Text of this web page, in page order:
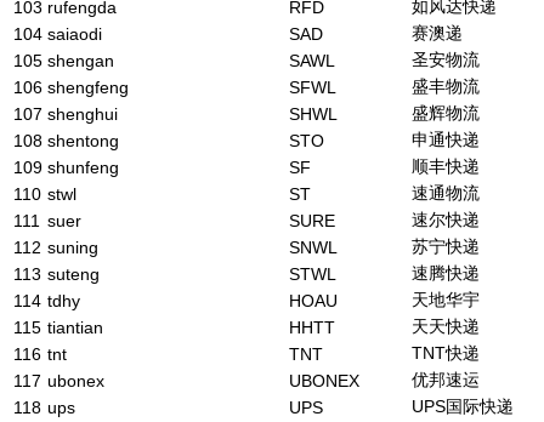
103 rufengda RFD
如风达快递
104 saiaodi SAD
赛澳递
105 shengan SAWL
圣安物流
106 shengfeng SFWL
盛丰物流
107 shenghui SHWL
盛辉物流
108 shentong STO
申通快递
109 shunfeng SF
顺丰快递
110 stwl ST
速通物流
111 suer SURE
速尔快递
112 suning SNWL
苏宁快递
113 suteng STWL
速腾快递
114 tdhy HOAU
天地华宇
115 tiantian HHTT
天天快递
116 tnt TNT
TNT快递
117 ubonex UBONEX
优邦速运
118 ups UPS
UPS国际快递